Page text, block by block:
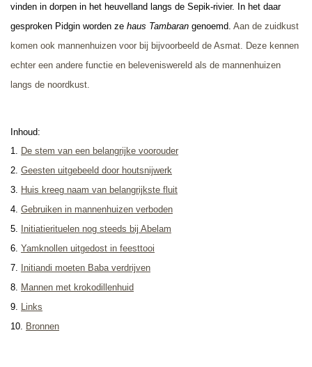
vinden in dorpen in het heuvelland langs de Sepik-rivier. In het daar
gesproken Pidgin worden ze haus Tambaran genoemd. Aan de zuidkust
komen ook mannenhuizen voor bij bijvoorbeeld de Asmat. Deze kennen
echter een andere functie en beleveniswereld als de mannenhuizen
langs de noordkust.
Inhoud:
1.
De stem van een belangrijke voorouder
2 Geesten uitgebeeld door houtsnijwerk
3.
Huis kreeg naam van belangrijkste fluit
4. Gebruiken in mannenhuizen verboden
5.
Initiatierituelen nog steeds bij Abelam
6. Yamknollen uitgedost in feesttooi
7.
Initiandi moeten Baba verdrijven
8.
Mannen met krokodillenhuid
9.
Links
10.
Bronnen